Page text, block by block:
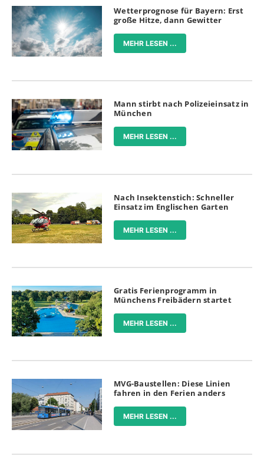
Wetterprognose für Bayern: Erst
große Hitze, dann Gewitter
MEHR LESEN ...
Mann stirbt nach Polizeieinsatz in
München
MEHR LESEN ...
Nach Insektenstich: Schneller
Einsatz im Englischen Garten
MEHR LESEN ...
Gratis Ferienprogramm in
Münchens Freibädern startet
MEHR LESEN ...
MVG-Baustellen: Diese Linien
fahren in den Ferien anders
MEHR LESEN ...